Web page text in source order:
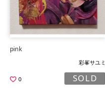
pink
彩峯サユミ
0 SOLD